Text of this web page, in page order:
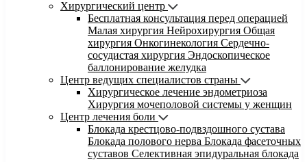
Хирургический центр
Бесплатная консультация перед операцией
Малая хирургия Нейрохирургия Общая
хирургия Онкогинекология Сердечно-
сосудистая хирургия Эндоскопическое
баллонирование желудка
Центр ведущих специалистов страны
Хирургическое лечение эндометриоза
Хирургия мочеполовой системы у женщин
Центр лечения боли
Блокада крестцово-подвздошного сустава
Блокада полового нерва Блокада фасеточных
суставов Селективная эпидуральная блокада